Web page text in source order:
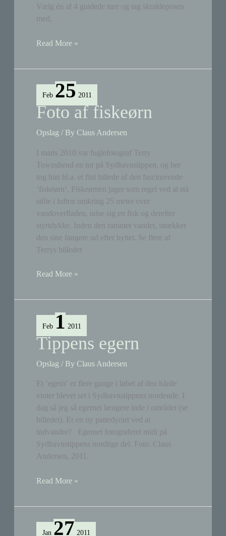
Vælg én af 4 guidede ture og tag skraldeposen
med,
Tippen
arrangementer
2011
Read More »
Feb 25 2011
Foto af fiskeørn
Opslag / ByClaus Andersen
I marts 2010 var fuglefotograf Terry
Townshend en tur på Sydhavnstippen, og her
tog han bl.a. et fint billede af den fascinerende
‘fiskeørn‘. Fiskeørnen jager som regel ved at stå
stille i luften omkring 25 meter over
vandoverfladen, udse sig en fisk og derefter
styrtdykke. Inden den rammer vandet, strækker
den sine fangere ud efter byttet. Se flere af
Terrys billeder
Foto
fiskeørn
Read More »
Feb 1 2011
Tippens egern
Opslag / ByClaus Andersen
Et ‘egern‘ er flere gange i løbet af den hårde
vinter blevet set i Sydhavnstippens nordende. I
dag så jeg så egernet længere inde i området (se
billedet). Er en ny pattedyrart ved at
indvandre? Egernet fotograferet midt på
Sydhavnstippens nordlige del. Foto: Claus
Andersen, 2011.
Tippens
Read More »
Jan 27 2011